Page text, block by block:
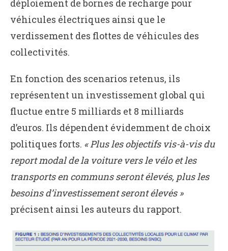
déploiement de bornes de recharge pour
véhicules électriques ainsi que le
verdissement des flottes de véhicules des
collectivités.
En fonction des scenarios retenus, ils
représentent un investissement global qui
fluctue entre 5 milliards et 8 milliards
d’euros. Ils dépendent évidemment de choix
politiques forts. « Plus les objectifs vis-à-vis du
report modal de la voiture vers le vélo et les
transports en communs seront élevés, plus les
besoins d’investissement seront élevés »
précisent ainsi les auteurs du rapport.